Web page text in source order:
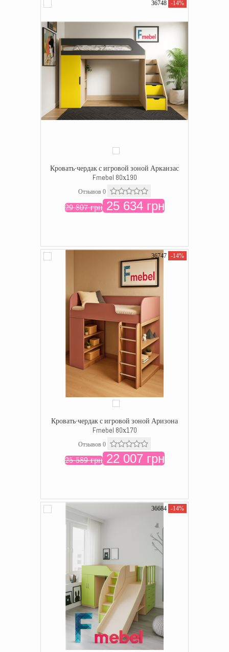
36748 -14%
Кровать-чердак с игровой зоной Арканзас
Fmebel 80х190
Отзывов 0
29 807 грн25 634 грн
36747 -14%
Кровать-чердак с игровой зоной Аризона
Fmebel 80х170
Отзывов 0
25 589 грн22 007 грн
36684 -14%